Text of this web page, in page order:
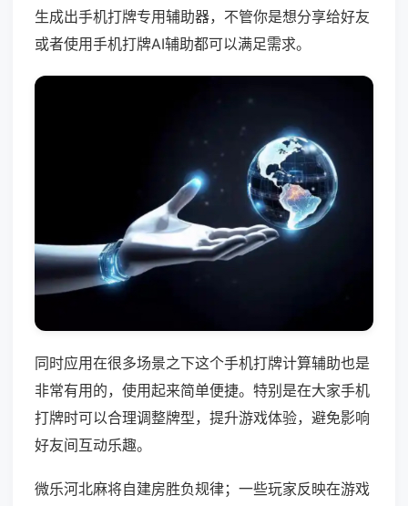
生成出手机打牌专用辅助器，不管你是想分享给好友
或者使用手机打牌AI辅助都可以满足需求。
同时应用在很多场景之下这个手机打牌计算辅助也是
非常有用的，使用起来简单便捷。特别是在大家手机
打牌时可以合理调整牌型，提升游戏体验，避免影响
好友间互动乐趣。
微乐河北麻将自建房胜负规律；一些玩家反映在游戏